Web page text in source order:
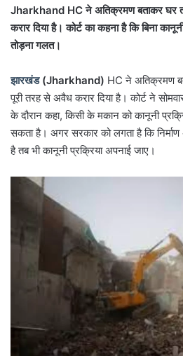
Jharkhand HC ने अतिक्रमण बताकर घर
करार दिया है। कोर्ट का कहना है कि बिना
तोड़ना गलत।
झारखंड(Jharkhand) HC ने अतिक्रमण
पूरी तरह से अवैध करार दिया है। कोर्ट ने
के दौरान कहा, किसी के मकान को कानूनी
सकता है। अगर सरकार को लगता है कि
है तब भी कानूनी प्रक्रिया अपनाई जाए।